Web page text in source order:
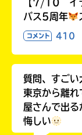
【7/10 イ
バス5周年
コメント 410
質問、すごい
東京から離れ
屋さんで出
悔しい